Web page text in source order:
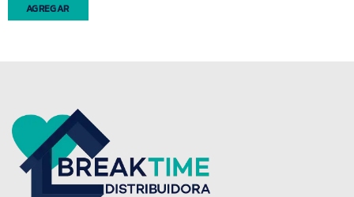
AGREGAR